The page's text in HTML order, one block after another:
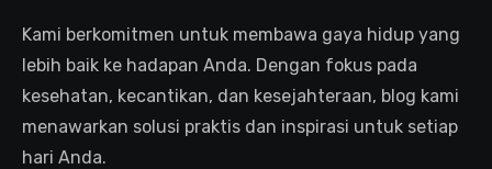
Kami berkomitmen untuk membawa gaya hidup yang
lebih baik ke hadapan Anda. Dengan fokus pada
kesehatan, kecantikan, dan kesejahteraan, blog kami
menawarkan solusi praktis dan inspirasi untuk setiap
hari Anda.